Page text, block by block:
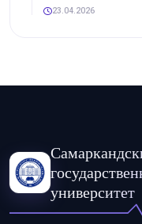
23.04.2026
университет